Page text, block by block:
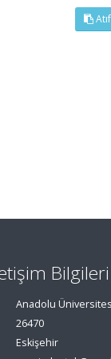
Bilgileri
Anadolu
26470
Eskişehir